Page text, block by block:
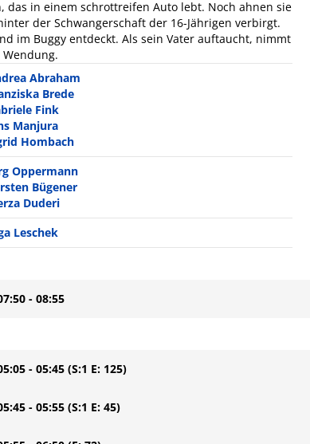
das in einem schrottreifen Auto lebt. Noch ahnen sie
der Schwangerschaft der 16-Jährigen verbirgt.
im Buggy entdeckt. Als sein Vater auftaucht, nimmt
Abraham
Brede
Fink
Manjura
Hombach
Oppermann
Bügener
Duderi
Leschek
- 08:55
- 05:45 (S:1 E: 125)
- 05:55 (S:1 E: 45)